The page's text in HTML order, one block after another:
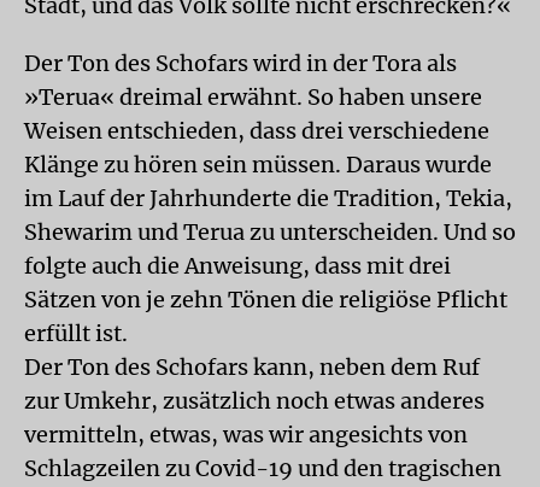
Der Ton des Schofars wird in der Tora als
»Terua« dreimal erwähnt. So haben unsere
Weisen entschieden, dass drei verschiedene
Klänge zu hören sein müssen. Daraus wurde
im Lauf der Jahrhunderte die Tradition, Tekia,
Shewarim und Terua zu unterscheiden. Und so
folgte auch die Anweisung, dass mit drei
Sätzen von je zehn Tönen die religiöse Pflicht
erfüllt ist.
Der Ton des Schofars kann, neben dem Ruf
zur Umkehr, zusätzlich noch etwas anderes
vermitteln, etwas, was wir angesichts von
Schlagzeilen zu Covid-19 und den tragischen